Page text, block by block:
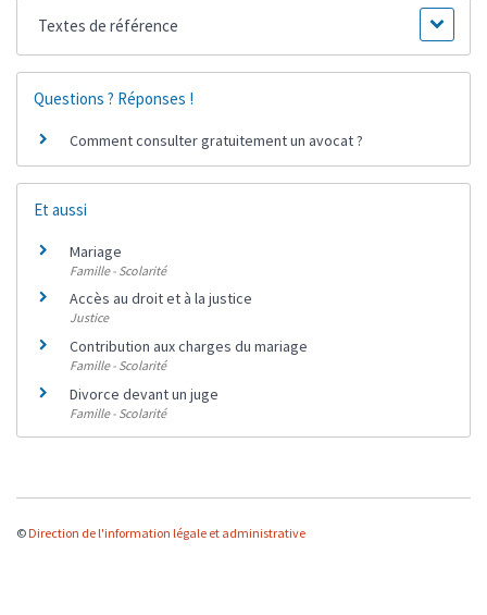
Textes de référence
Questions ? Réponses !
Comment consulter gratuitement un avocat ?
Et aussi
Mariage
Famille - Scolarité
Accès au droit et à la justice
Justice
Contribution aux charges du mariage
Famille - Scolarité
Divorce devant un juge
Famille - Scolarité
© Direction de l'information légale et administrative